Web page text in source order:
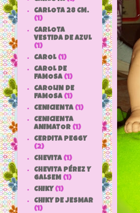
CARLOTA 28 CM.
(1)
CARLOTA
VESTIDA DE AZUL
(1)
CAROL (1)
CAROL DE
FAMOSA (1)
CAROLIN DE
FAMOSA (1)
CENICIENTA (1)
CENICIENTA
ANIMATOR (1)
CERDITA PEGGY
(2)
CHEVITA (1)
CHEVITA PÉREZ Y
GALSEM (1)
CHIKY (1)
CHIKY DE JESMAR
(1)